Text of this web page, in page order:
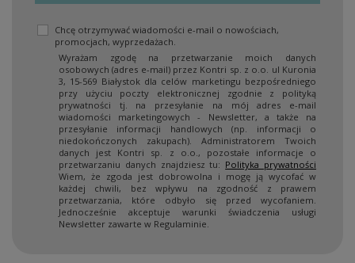
Chcę otrzymywać wiadomości e-mail o nowościach,
promocjach, wyprzedażach.
Wyrażam zgodę na przetwarzanie moich danych
osobowych (adres e-mail) przez Kontri sp. z o.o. ul Kuronia
3, 15-569 Białystok dla celów marketingu bezpośredniego
przy użyciu poczty elektronicznej zgodnie z polityką
prywatności tj. na przesyłanie na mój adres e-mail
wiadomości marketingowych - Newsletter, a także na
przesyłanie informacji handlowych (np. informacji o
niedokończonych zakupach). Administratorem Twoich
danych jest Kontri sp. z o.o., pozostałe informacje o
przetwarzaniu danych znajdziesz tu: Polityka prywatności
Wiem, że zgoda jest dobrowolna i mogę ją wycofać w
każdej chwili, bez wpływu na zgodność z prawem
przetwarzania, które odbyło się przed wycofaniem.
Jednocześnie akceptuje warunki świadczenia usługi
Newsletter zawarte w Regulaminie.